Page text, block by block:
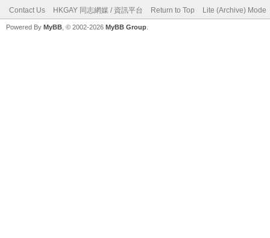
Contact Us HKGAY 同志網媒 / 資訊平台 Return to Top Lite (Archive) Mode
Powered By MyBB , © 2002-2026 MyBB Group